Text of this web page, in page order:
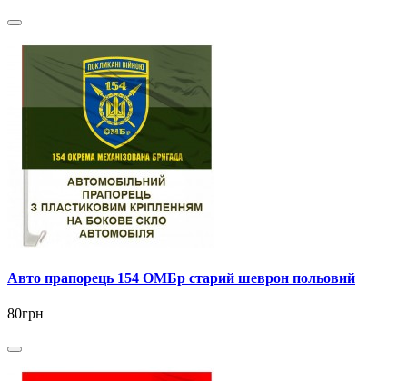
Авто прапорець 154 ОМБр старий шеврон польовий
80грн